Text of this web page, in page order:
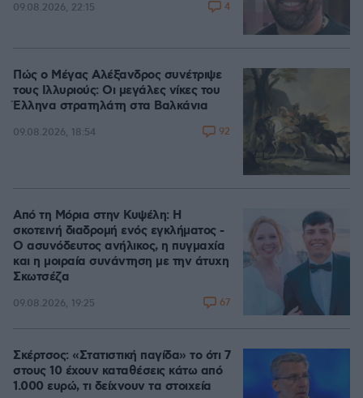
09.08.2026, 22:15 4
Πώς ο Μέγας Αλέξανδρος συνέτριψε
τους Ιλλυριούς: Οι μεγάλες νίκες του
Έλληνα στρατηλάτη στα Βαλκάνια
09.08.2026, 18:54 92
Από τη Μόρια στην Κυψέλη: Η
σκοτεινή διαδρομή ενός εγκλήματος -
Ο ασυνόδευτος ανήλικος, η πυγμαχία
και η μοιραία συνάντηση με την άτυχη
Σκωτσέζα
09.08.2026, 19:25 67
Σκέρτσος: «Στατιστική παγίδα» το ότι 7
στους 10 έχουν καταθέσεις κάτω από
1.000 ευρώ, τι δείχνουν τα στοιχεία